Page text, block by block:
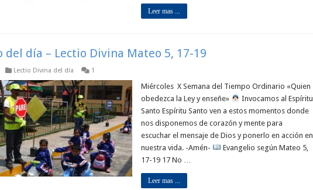
Leer mas ...
del día – Lectio Divina Mateo 5, 17-19
Lectio Divina del día 1
Miércoles X Semana del Tiempo Ordinario «Quien
obedezca la Ley y enseñe»
Invocamos al Espíritu
Santo Espíritu Santo ven a estos momentos donde
nos disponemos de corazón y mente para
escuchar el mensaje de Dios y ponerlo en acción en
nuestra vida. -Amén-
Evangelio según Mateo 5,
17-19 17 No …
Leer mas ...